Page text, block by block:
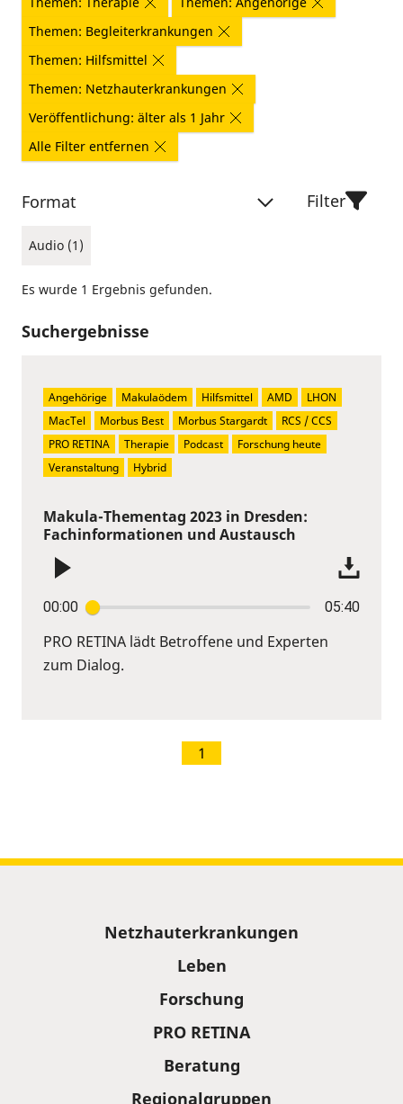
Themen: Begleiterkrankungen
Themen: Hilfsmittel
Themen: Netzhauterkrankungen
Veröffentlichung: älter als 1 Jahr
Alle Filter entfernen
Format
Audio (1)
Filter
Es wurde 1 Ergebnis gefunden.
Suchergebnisse
Makula-Thementag 2023 in Dresden:
Fachinformationen und Austausch
00:00 05:40
PRO RETINA lädt Betroffene und Experten
zum Dialog.
Angehörige Makulaödem Hilfsmittel AMD
LHON
MacTel
Morbus Best Morbus Stargardt
RCS / CCS
PRO RETINA
Therapie Podcast
Forschung heute
Veranstaltung
Hybrid
1
Netzhauterkrankungen
Leben
Forschung
PRO RETINA
Beratung
Regionalgruppen